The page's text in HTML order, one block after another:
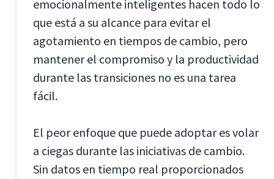
emocionalmente inteligentes hacen todo lo
que está a su alcance para evitar el
agotamiento en tiempos de cambio, pero
mantener el compromiso y la productividad
durante las transiciones no es una tarea
fácil.
El peor enfoque que puede adoptar es volar
a ciegas durante las iniciativas de cambio.
Sin datos en tiempo real proporcionados